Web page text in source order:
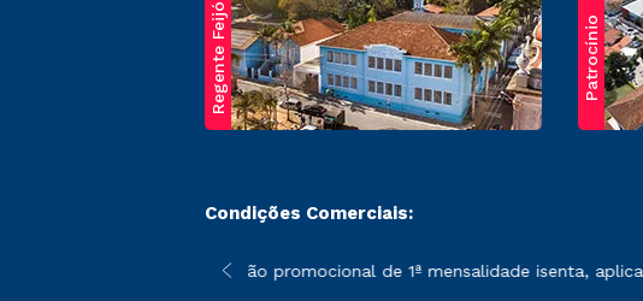
Regente Feijó Patrocínio
Condições Comerciais:
sofrer alterações nos períodos de rematrícula conforme exposto no
*A condição promocional de 1ª mensalidade isenta,